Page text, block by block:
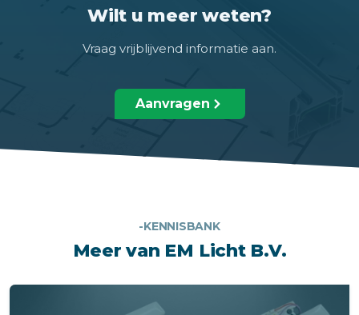
Wilt u meer weten?
Vraag vrijblijvend informatie aan.
Aanvragen
-KENNISBANK
Meer van EM Licht B.V.